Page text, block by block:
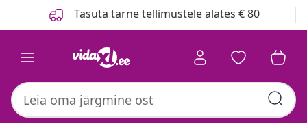
Tasuta tarne tellimustele alates € 80